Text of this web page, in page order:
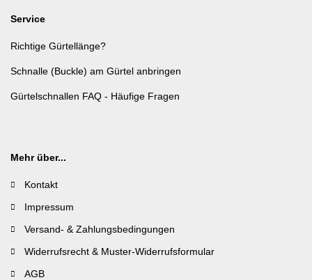
Service
Richtige Gürtellänge?
Schnalle (Buckle) am Gürtel anbringen
Gürtelschnallen FAQ - Häufige Fragen
Mehr über...
Kontakt
Impressum
Versand- & Zahlungsbedingungen
Widerrufsrecht & Muster-Widerrufsformular
AGB